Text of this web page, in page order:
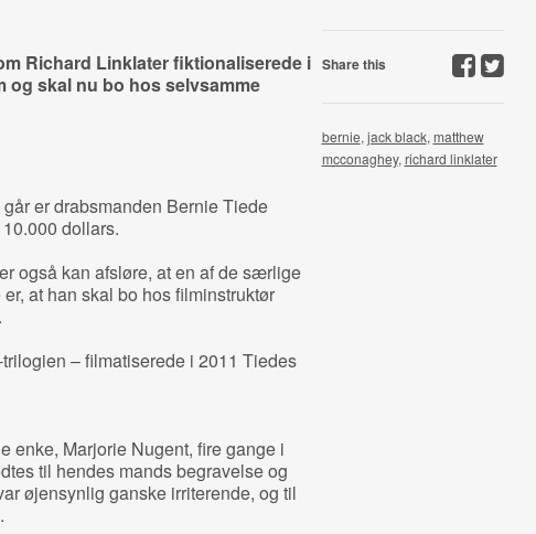
Richard Linklater fiktionaliserede i
og skal nu bo hos selvsamme
er drabsmanden Bernie Tiede
dollars.
også kan afsløre, at en af de særlige
at han skal bo hos filminstruktør
– filmatiserede i 2011 Tiedes
enke, Marjorie Nugent, fire gange i
til hendes mands begravelse og
øjensynlig ganske irriterende, og til
Share this
bernie, jack black, matthew
mcconaghey, richard linklater